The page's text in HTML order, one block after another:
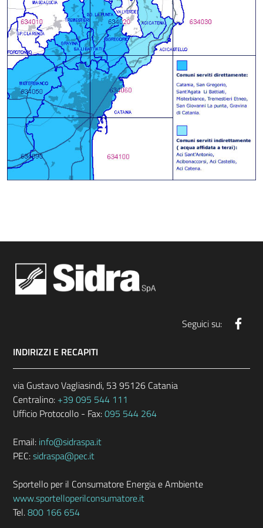
Seguici su:
INDIRIZZI E RECAPITI
via Gustavo Vagliasindi, 53 95126 Catania
Centralino: +39 095 544 111
Ufficio Protocollo - Fax:095 544 264
Email: info@sidraspa.it
PEC:sidraspa@pec.it
Sportello per il Consumatore Energia e Ambiente
www.sportelloperilconsumatore.it
Tel.800 166 654